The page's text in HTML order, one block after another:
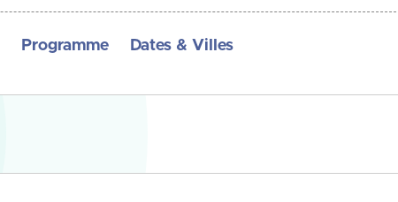
Programme Dates & Villes